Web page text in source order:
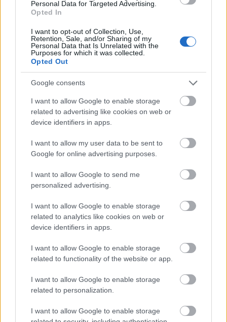
Personal Data for Targeted Advertising.
Opted In
I want to opt-out of Collection, Use,
Retention, Sale, and/or Sharing of my
Personal Data that Is Unrelated with the
Purposes for which it was collected.
Opted Out
Google consents
I want to allow Google to enable storage
related to advertising like cookies on web or
device identifiers in apps.
I want to allow my user data to be sent to
Google for online advertising purposes.
I want to allow Google to send me
personalized advertising.
I want to allow Google to enable storage
related to analytics like cookies on web or
device identifiers in apps.
I want to allow Google to enable storage
related to functionality of the website or app.
I want to allow Google to enable storage
related to personalization.
I want to allow Google to enable storage